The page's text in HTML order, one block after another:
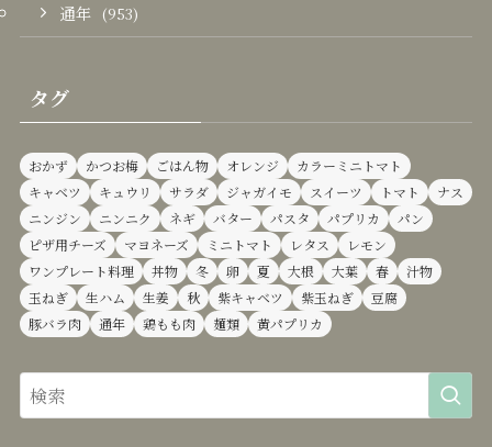
通年 (953)
タグ
おかず かつお梅 ごはん物 オレンジ
カラーミニトマト
キャベツ
キュウリ サラダ ジャガイモ スイーツ トマト
ナス
ニンジン
ニンニク ネギ バター パスタ パプリカ
パン
ピザ用チーズ
マヨネーズ ミニトマト レタス
レモン
ワンプレート料理
丼物 冬 卵 夏 大根 大葉 春
汁物
玉ねぎ
生ハム 生姜 秋 紫キャベツ 紫玉ねぎ
豆腐
豚バラ肉
通年 鶏もも肉 麺類 黄パプリカ